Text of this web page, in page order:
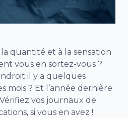
quantité et à la sensation
vous en sortez-vous ?
il y a quelques
mois ? Et l’année dernière
vos journaux de
si vous en avez !